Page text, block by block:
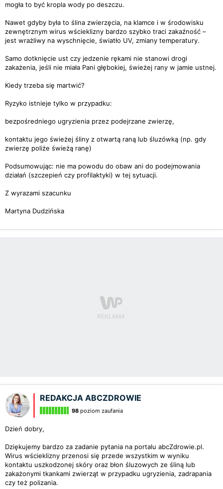
mogła to być kropla wody po deszczu.
Nawet gdyby była to ślina zwierzęcia, na klamce i w środowisku
zewnętrznym wirus wścieklizny bardzo szybko traci zakaźność –
jest wrażliwy na wyschnięcie, światło UV, zmiany temperatury.
Samo dotknięcie ust czy jedzenie rękami nie stanowi drogi
zakażenia, jeśli nie miała Pani głębokiej, świeżej rany w jamie ustnej.
Kiedy trzeba się martwić?
Ryzyko istnieje tylko w przypadku:
bezpośredniego ugryzienia przez podejrzane zwierzę,
kontaktu jego świeżej śliny z otwartą raną lub śluzówką (np. gdy
zwierzę poliże świeżą ranę)
Podsumowując: nie ma powodu do obaw ani do podejmowania
działań (szczepień czy profilaktyki) w tej sytuacji.
Z wyrazami szacunku
Martyna Dudzińska
REDAKCJA ABCZDROWIE
98 poziom zaufania
Dzień dobry,
Dziękujemy bardzo za zadanie pytania na portalu abcZdrowie.pl.
Wirus wścieklizny przenosi się przede wszystkim w wyniku
kontaktu uszkodzonej skóry oraz błon śluzowych ze śliną lub
zakażonymi tkankami zwierząt w przypadku ugryzienia, zadrapania
czy też polizania.